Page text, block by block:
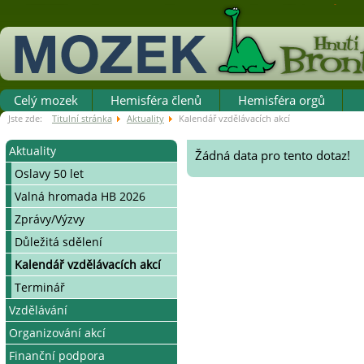
Celý mozek Hemisféra členů Hemisféra orgů
Jste zde: Titulní stránka Aktuality Kalendář vzdělávacích akcí
Aktuality
Oslavy 50 let
Valná hromada HB 2026
Zprávy/Výzvy
Důležitá sdělení
Kalendář vzdělávacích akcí
Terminář
Vzdělávání
Systém vzdělávání v HB
Víkendové organizátorské
Organizování akcí
Jak se stát organizátorem
Finanční podpora
Žádná data pro tento dotaz!